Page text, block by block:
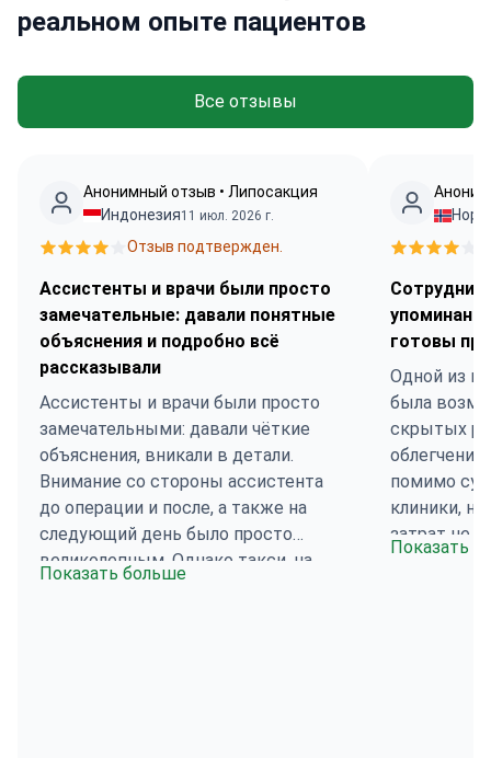
реальном опыте пациентов
Все отзывы
Анонимный отзыв • Липосакция
Индонезия11 июл. 2026 г.
Отзыв подтвержден.
Ассистенты и врачи были просто
замечательные: давали понятные
объяснения и подробно всё
рассказывали
Ассистенты и врачи были просто
замечательными: давали чёткие
объяснения, вникали в детали.
Внимание со стороны ассистента
до операции и после, а также на
следующий день было просто
великолепным. Однако такси, на
Показать больше
готовы
Одной из
была
скрытых
помимо
клиники,
затрат не
Показать